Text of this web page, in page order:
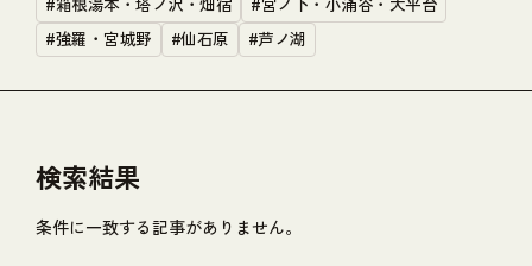
#強羅・宮城野
#仙石原 #芦ノ湖
検索結果
条件に一致する記事がありません。